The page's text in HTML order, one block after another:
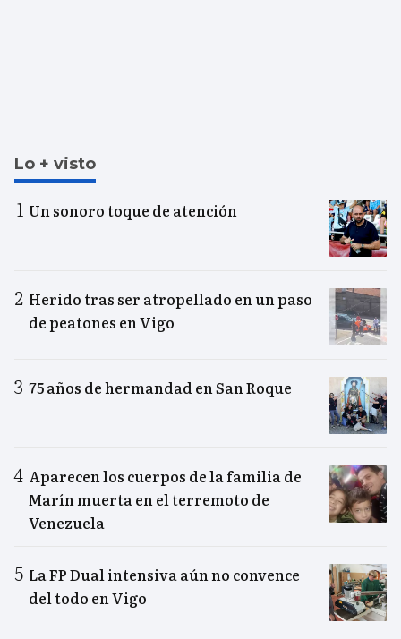
Lo + visto
Un sonoro toque de atención
Herido tras ser atropellado en un paso
de peatones en Vigo
75 años de hermandad en San Roque
Aparecen los cuerpos de la familia de
Marín muerta en el terremoto de
Venezuela
La FP Dual intensiva aún no convence
del todo en Vigo